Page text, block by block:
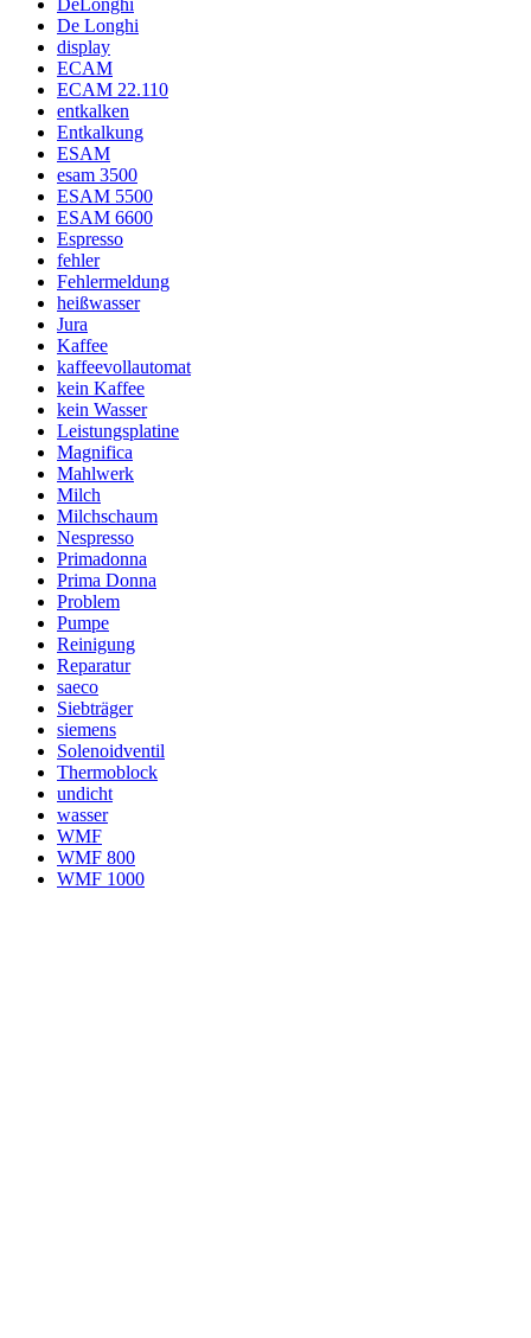
DeLonghi
De Longhi
display
ECAM
ECAM 22.110
entkalken
Entkalkung
ESAM
esam 3500
ESAM 5500
ESAM 6600
Espresso
fehler
Fehlermeldung
heißwasser
Jura
Kaffee
kaffeevollautomat
kein Kaffee
kein Wasser
Leistungsplatine
Magnifica
Mahlwerk
Milch
Milchschaum
Nespresso
Primadonna
Prima Donna
Problem
Pumpe
Reinigung
Reparatur
saeco
Siebträger
siemens
Solenoidventil
Thermoblock
undicht
wasser
WMF
WMF 800
WMF 1000